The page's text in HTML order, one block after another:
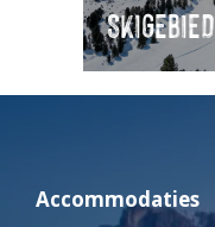
SKIGEBIED
Accommodaties